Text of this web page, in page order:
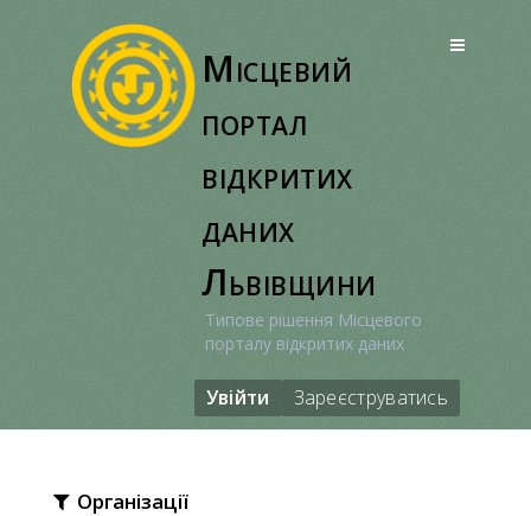
Місцевий
портал
відкритих
даних
Львівщини
Типове рішення Місцевого
порталу відкритих даних
Увійти Зареєструватись
Організації